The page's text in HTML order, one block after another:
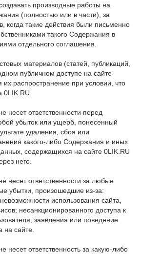
производные работы на
(полностью или в части), за
когда такие действия были письменно
такого Содержания в
отдельного соглашения.
материалов (статей, публикаций,
публичном доступе на сайте
их распространение при условии, что
0LIK.RU.
несет ответственности перед
убыток или ущерб, понесенный
удаления, сбоя или
какого-либо Содержания и иных
содержащихся на сайте 0LIK.RU
него.
несет ответственности за любые
убытки, произошедшие из-за:
использования сайта,
несанкционированного доступа к
заявления или поведение
на сайте.
несет ответственность за какую-либо